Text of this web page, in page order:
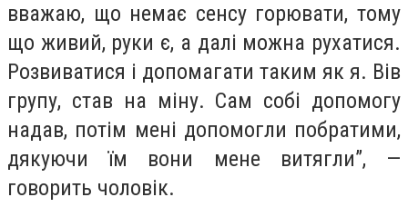
вважаю, що немає сенсу горювати, тому
що живий, руки є, а далі можна рухатися.
Розвиватися і допомагати таким як я. Вів
групу, став на міну. Сам собі допомогу
надав, потім мені допомогли побратими,
дякуючи їм вони мене витягли”, —
говорить чоловік.